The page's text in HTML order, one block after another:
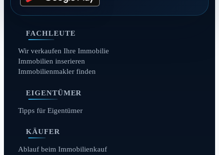
FACHLEUTE
Wir verkaufen Ihre Immobilie
Immobilien inserieren
Immobilienmakler finden
EIGENTÜMER
Tipps für Eigentümer
KÄUFER
Ablauf beim Immobilienkauf